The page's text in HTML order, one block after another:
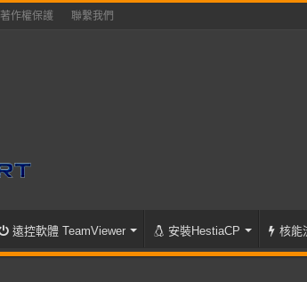
著作權保護 聯繫我們
遠控軟體 TeamViewer 安裝HestiaCP 核能